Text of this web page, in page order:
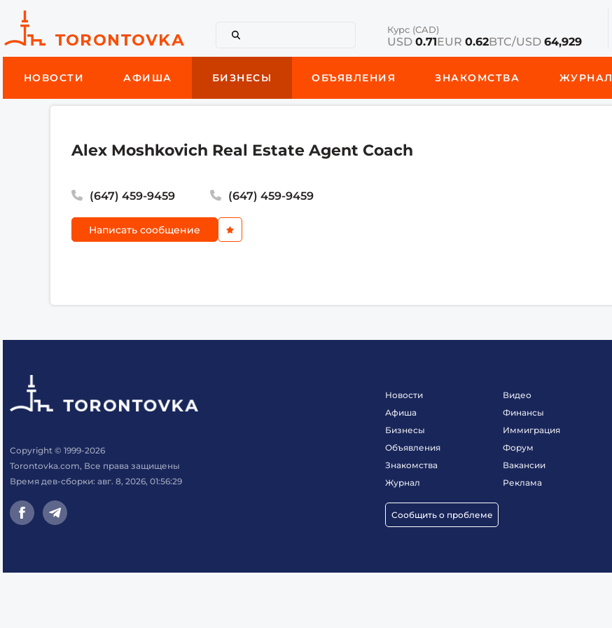
Курс (CAD)
USD 0.71EUR 0.62BTC/USD 64,929
НОВОСТИ АФИША БИЗНЕСЫ ОБЪЯВЛЕНИЯ ЗНАКОМСТВА ЖУРНАЛ
Alex Moshkovich Real Estate Agent Coach
(647) 459-9459 (647) 459-9459
Написать сообщение
Copyright © 1999-2026
Torontovka.com, Все права защищены
Время дев-сборки: авг. 8, 2026, 01:56:29
Новости
Афиша
Бизнесы
Объявления
Знакомства
Журнал
Сообщить о проблеме
Видео
Финансы
Иммиграция
Форум
Вакансии
Реклама